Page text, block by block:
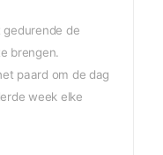
de
brengen.
paard om de dag
week elke